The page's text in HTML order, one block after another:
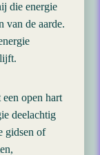
die energie
van de aarde.
open hart
deelachtig
gidsen of